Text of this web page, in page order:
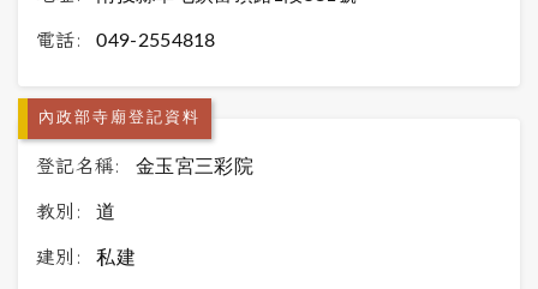
電話: 049-2554818
內政部寺廟登記資料
登記名稱: 金玉宮三彩院
教別: 道
建別: 私建